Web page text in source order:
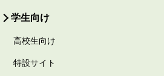
学生向け
高校生向け
特設サイト